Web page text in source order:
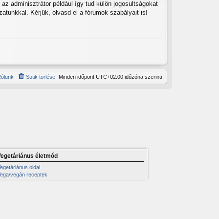
adminisztrátor például így tud külön jogosultságokat
Kérjük, olvasd el a fórumok szabályait is!
Minden időpont UTC+02:00 időzóna szerinti
Sütik törlése
életmód
oldal
vegán receptek